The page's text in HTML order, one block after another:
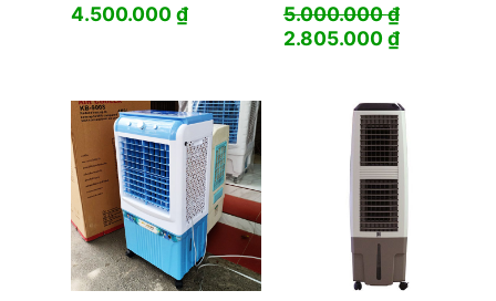
4.500.000₫ 5.000.000₫
Giá
5.000.000 ₫.
2.805.000₫Giá
là: